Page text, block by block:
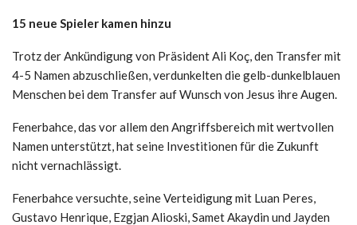
15 neue Spieler kamen hinzu
Trotz der Ankündigung von Präsident Ali Koç, den Transfer mit
4-5 Namen abzuschließen, verdunkelten die gelb-dunkelblauen
Menschen bei dem Transfer auf Wunsch von Jesus ihre Augen.
Fenerbahce, das vor allem den Angriffsbereich mit wertvollen
Namen unterstützt, hat seine Investitionen für die Zukunft
nicht vernachlässigt.
Fenerbahce versuchte, seine Verteidigung mit Luan Peres,
Gustavo Henrique, Ezgjan Alioski, Samet Akaydin und Jayden